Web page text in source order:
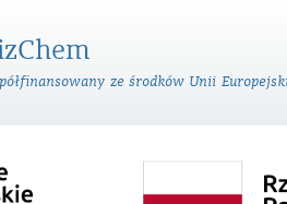
ze środków Unii